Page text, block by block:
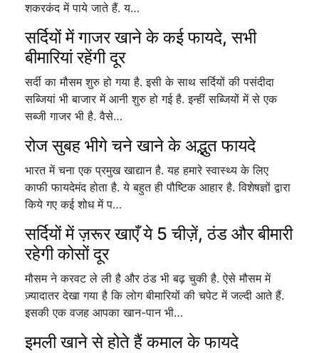
शकरकंद में पाये जाते हैं. य…
सर्दियों में गाजर खाने के कई फायदे, सभी
बीमारियां रहेंगी दूर
सर्दी का मौसम शुरु हो गया है. इसी के साथ सर्दियों की पसंदीदा
सब्जियां भी बाजार में आनी शुरु हो गई है. इन्हीं सब्जियों में से एक
सब्जी गाजर भी है. वैसे…
रोज सुबह भीगे चने खाने के अद्भुत फायदे
भारत में चना एक प्रमुख खाद्यान है. यह हमारे स्वास्थ्य के लिए
काफी फायदेमंद होता है. ये बहुत ही पौष्टिक आहार है. विशेषज्ञों द्वारा
किये गए कई शोध में प…
सर्दियों में ज़रूर खाएँ ये 5 चीज़ें, ठंड और बीमारी
रहेगी कोसों दूर
मौसम ने करवट ले ली है और ठंड भी बढ़ चुकी है. ऐसे मौसम में
ज़्यादातर देखा गया है कि लोग बीमारियों की चपेट में जल्दी आते हैं.
इसकी एक वजह आपका खान-पान भी…
इमली खाने से होते हैं कमाल के फायदे